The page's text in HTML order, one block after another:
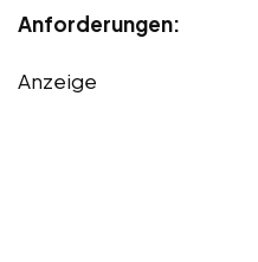
Anforderungen:
Anzeige